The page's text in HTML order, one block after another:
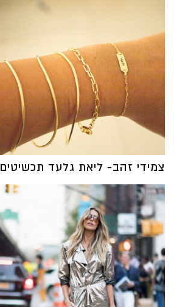
צמידי זהב- ליאת גלעד תכשיטים